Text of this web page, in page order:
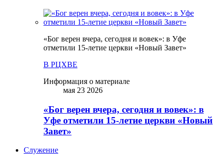
«Бог верен вчера, сегодня и вовек»: в Уфе
отметили 15-летие церкви «Новый Завет»
В РЦХВЕ
Информация о материале
мая 23 2026
«Бог верен вчера, сегодня и вовек»: в
Уфе отметили 15-летие церкви «Новый
Завет»
Служение